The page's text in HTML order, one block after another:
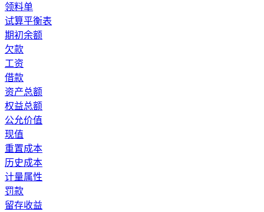
领料单
试算平衡表
期初余额
欠款
工资
借款
资产总额
权益总额
公允价值
现值
重置成本
历史成本
计量属性
罚款
留存收益